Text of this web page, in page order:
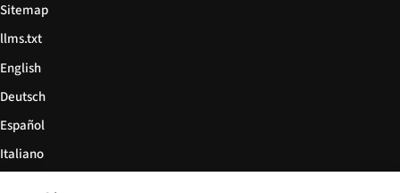
Sitemap
llms.txt
English
Deutsch
Español
Italiano